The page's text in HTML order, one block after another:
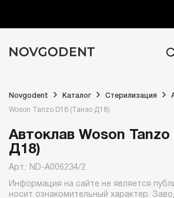
Novgodent Каталог Стерилизация
Woson Tanzo D18 (Танзо Д18)
Автоклав Woson Tanzo
Д18)
Арт.: ND-A006234/2
Информация на сайте не является
носит ознакомительный характер.